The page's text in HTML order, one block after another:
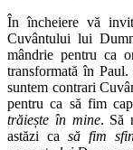
În încheiere vă
Cuvântului lui
mândrie pentru ca
transformată în
suntem contrari
pentru ca să fim
trăiește în mine. Să
astăzi ca să fim